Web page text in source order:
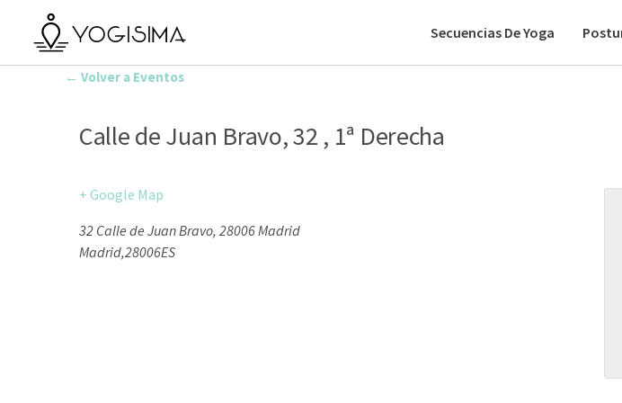
Secuencias De Yoga
← Volver a Eventos
Calle de Juan Bravo, 32 , 1ª Derecha
+ Google Map
32 Calle de Juan Bravo, 28006 Madrid
Madrid,28006ES